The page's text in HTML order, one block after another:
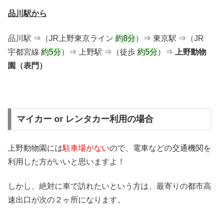
品川駅から
品川駅 ⇒（JR上野東京ライン 約8分）⇒ 東京駅 ⇒（JR
宇都宮線 約5分）⇒ 上野駅 ⇒（徒歩 約5分）⇒
上野動物
園（表門）
マイカー or レンタカー利用の場合
上野動物園には駐車場がないので、電車などの交通機関を
利用した方がいいと思いますよ！
しかし、絶対に車で訪れたいという方は、最寄りの都市高
速出口が次の２ヶ所になります。